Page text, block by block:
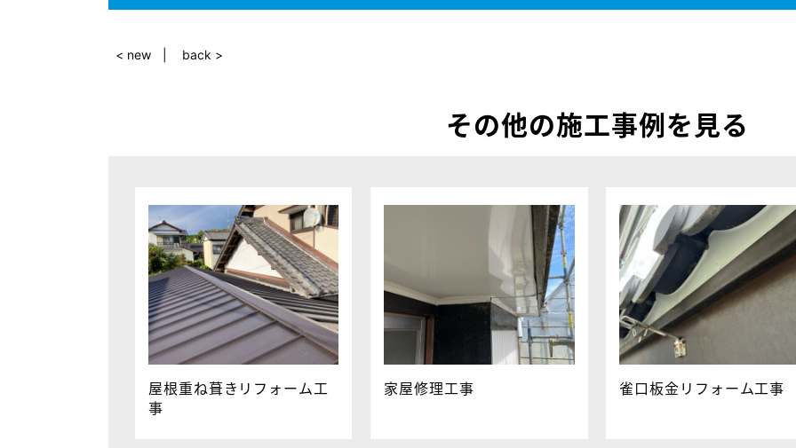
< new back >
その他の施工事例を見る
屋根重ね葺きリフォーム工
事
家屋修理工事 雀口板金リフォーム工事